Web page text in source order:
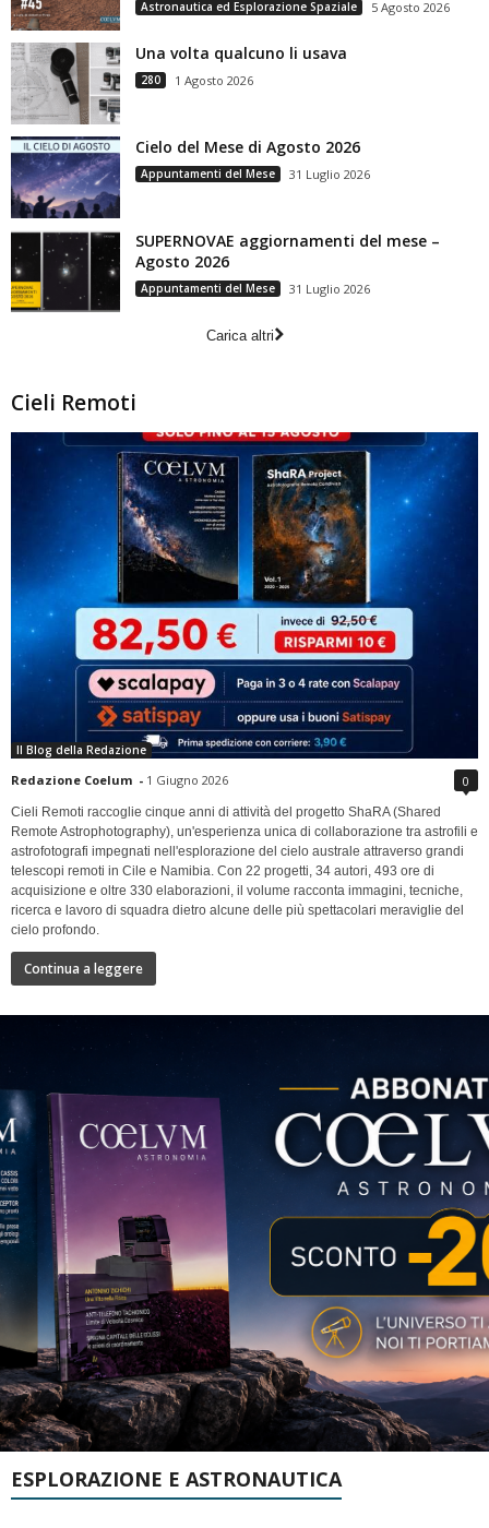
Astronautica ed Esplorazione Spaziale 5 Agosto 2026
Una volta qualcuno li usava
280 1 Agosto 2026
Cielo del Mese di Agosto 2026
Appuntamenti del Mese 31 Luglio 2026
SUPERNOVAE aggiornamenti del mese –
Agosto 2026
Appuntamenti del Mese 31 Luglio 2026
Carica altri
Cieli Remoti
Il Blog della Redazione
Redazione Coelum - 1 Giugno 2026 0
Cieli Remoti raccoglie cinque anni di attività del progetto ShaRA (Shared
Remote Astrophotography), un'esperienza unica di collaborazione tra astrofili e
astrofotografi impegnati nell'esplorazione del cielo australe attraverso grandi
telescopi remoti in Cile e Namibia. Con 22 progetti, 34 autori, 493 ore di
acquisizione e oltre 330 elaborazioni, il volume racconta immagini, tecniche,
ricerca e lavoro di squadra dietro alcune delle più spettacolari meraviglie del
cielo profondo.
Continua a leggere
ESPLORAZIONE E ASTRONAUTICA